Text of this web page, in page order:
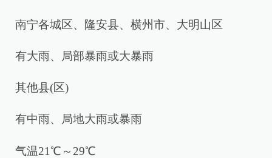
南宁各城区、隆安县、横州市、大明山区
有大雨、局部暴雨或大暴雨
其他县(区)
有中雨、局地大雨或暴雨
气温21℃～29℃